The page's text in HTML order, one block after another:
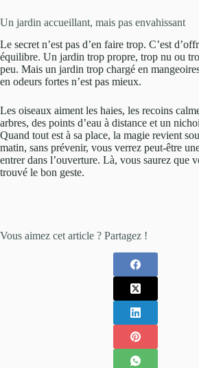
Un jardin accueillant, mais pas envahissant
Le secret n’est pas d’en faire trop. C’est
équilibre. Un jardin trop propre, trop nu ou
peu. Mais un jardin trop chargé en
en odeurs fortes n’est pas mieux.
Les oiseaux aiment les haies, les recoins
arbres, des points d’eau à distance et un
Quand tout est à sa place, la magie revient
matin, sans prévenir, vous verrez peut-être
entrer dans l’ouverture. Là, vous saurez que
trouvé le bon geste.
Vous aimez cet article ? Partagez !